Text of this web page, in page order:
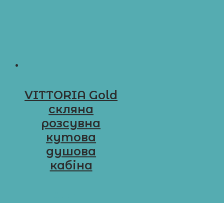
VITTORIA Gold
cкляна
розсувна
кутова
душова
кабіна